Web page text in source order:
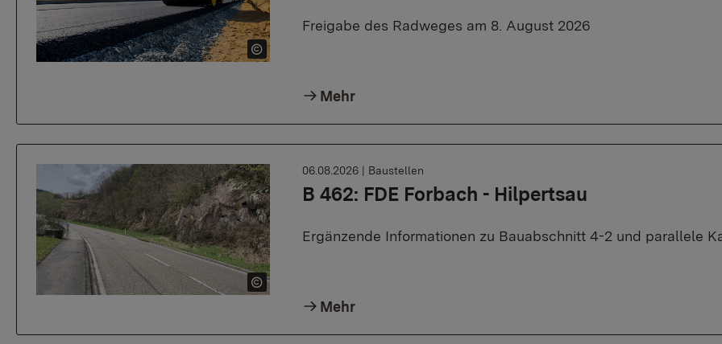
Freigabe des Radweges am 8. August 2026
Mehr
B 462: FDE Forbach - Hilpertsau
06.08.2026 | Baustellen
Ergänzende Informationen zu Bauabschnitt 4-2 und parallele
Mehr